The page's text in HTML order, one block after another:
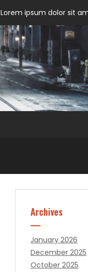
Lorem ipsum dolor sit
Archives
January 2026
December 2025
October 2025